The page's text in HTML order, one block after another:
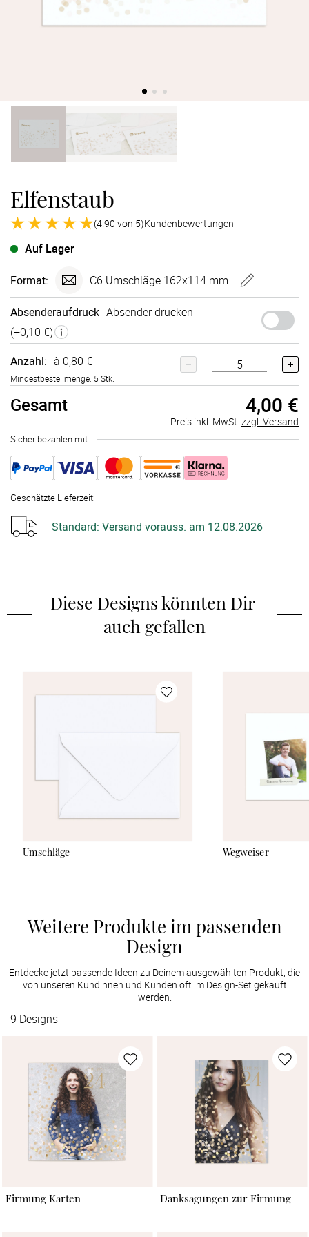
Elfenstaub
(4.90 von 5)Kundenbewertungen
Auf Lager
Format: C6 Umschläge 162x114 mm
Absenderaufdruck Absender drucken
(+0,10 €)
Anzahl: à 0,80 €
Mindestbestellmenge: 5 Stk.
Gesamt 4,00 €
Preis inkl. MwSt. zzgl. Versand
Sicher bezahlen mit:
Geschätzte Lieferzeit:
Standard: Versand vorauss. am 12.08.2026
Diese Designs könnten Dir
auch gefallen
Umschläge Wegweiser
Weitere Produkte im passenden
Design
Entdecke jetzt passende Ideen zu Deinem ausgewählten Produkt, die
von unseren Kundinnen und Kunden oft im Design-Set gekauft
werden.
9 Designs
Firmung Karten Danksagungen zur Firmung